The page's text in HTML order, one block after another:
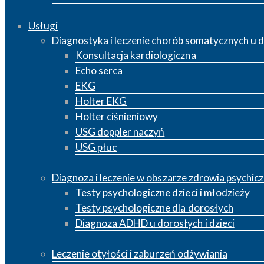
Usługi
Diagnostyka i leczenie chorób somatycznych u
Konsultacja kardiologiczna
Echo serca
EKG
Holter EKG
Holter ciśnieniowy
USG doppler naczyń
USG płuc
Diagnoza i leczenie w obszarze zdrowia
Testy psychologiczne dzieci i młodzieży
Testy psychologiczne dla dorosłych
Diagnoza ADHD u dorosłych i dzieci
Leczenie otyłości i zaburzeń odżywiania